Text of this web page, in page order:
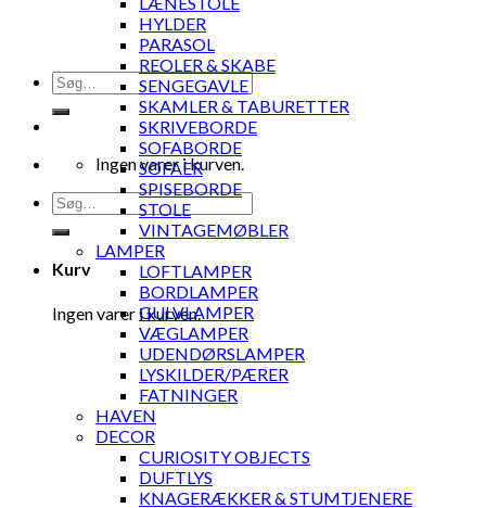
Søg
efter:
Ingen varer i kurven.
Søg
efter:
Kurv
Ingen varer i kurven.
HYLDER
PARASOL
REOLER & SKABE
SENGEGAVLE
SKAMLER & TABURETTER
SKRIVEBORDE
SOFABORDE
SOFAER
SPISEBORDE
STOLE
VINTAGEMØBLER
LAMPER
LOFTLAMPER
BORDLAMPER
GULVLAMPER
VÆGLAMPER
UDENDØRSLAMPER
LYSKILDER/PÆRER
FATNINGER
HAVEN
DECOR
CURIOSITY OBJECTS
DUFTLYS
KNAGERÆKKER & STUMTJENERE